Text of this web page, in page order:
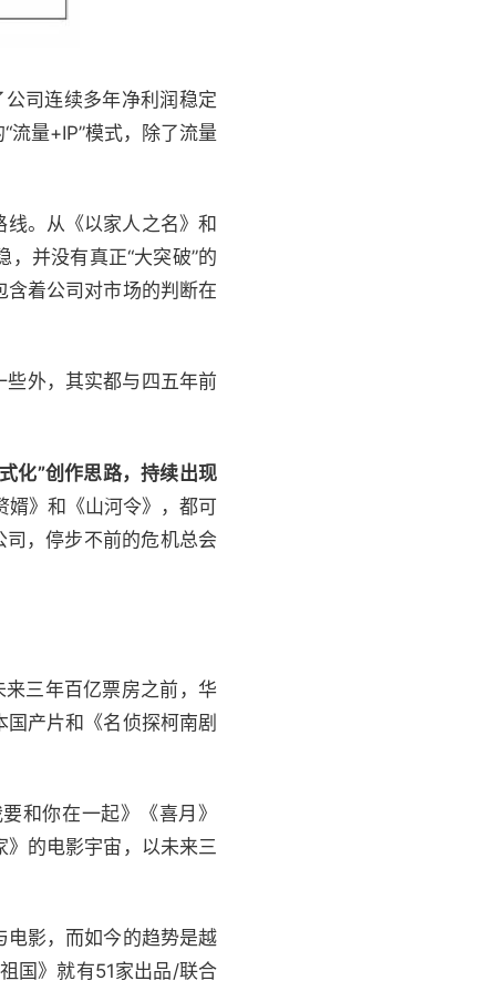
司连续多年净利润稳定
流量+IP”模式，除了流量
线。从《以家人之名》和
并没有真正“大突破”的
着公司对市场的判断在
外，其实都与四五年前
化”创作思路，持续出现
婿》和《山河令》，都可
，停步不前的危机总会
来三年百亿票房之前，华
产片和《名侦探柯南剧
和你在一起》《喜月》
的电影宇宙，以未来三
影，而如今的趋势是越
国》就有51家出品/联合